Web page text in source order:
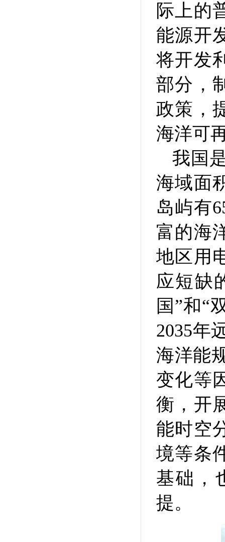
际上的
能源开
将开发
部分，
政策，
海洋可
我国
海域面
岛屿有
富的海
地区用
应短缺
国”和“
2035年
海洋能
变化等
衡，开
能时空
境等条
基础，
提。